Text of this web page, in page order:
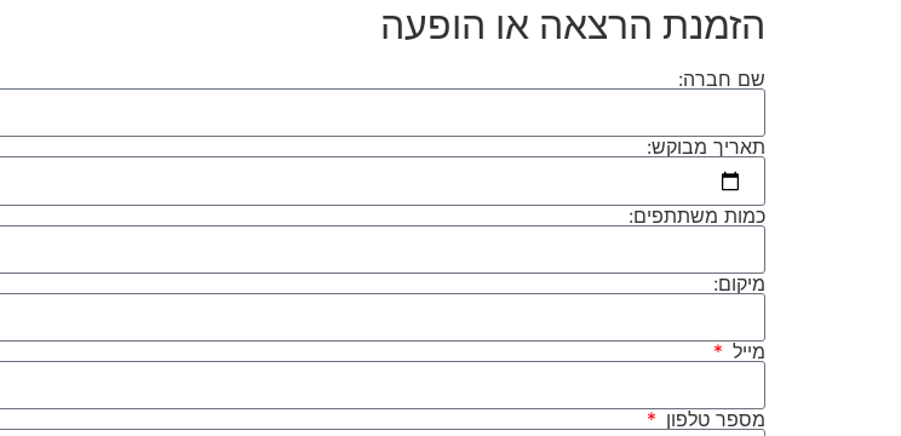
הזמנת הרצאה או הופעה
שם חברה:
תאריך מבוקש:
כמות משתתפים:
מיקום:
מייל
מספר טלפון